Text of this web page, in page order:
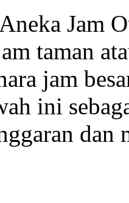
Jam
taman
jam
ini
dan